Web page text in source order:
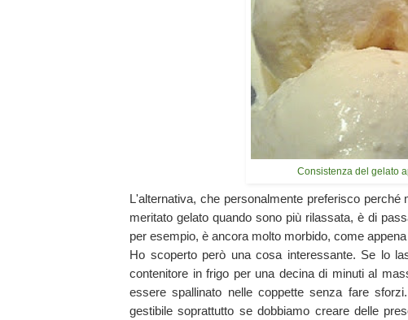
Consistenza del gelato
L'alternativa, che personalmente preferisco
meritato gelato quando sono più rilassata, è di
per esempio, è ancora molto morbido, come appena
Ho scoperto però una cosa interessante. Se lo
contenitore in frigo per una decina di minuti al
essere spallinato nelle coppette senza fare
gestibile soprattutto se dobbiamo creare delle